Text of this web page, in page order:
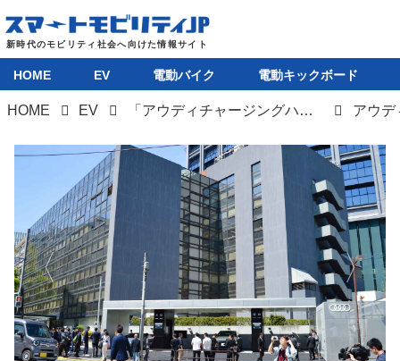
EV
電動バイク
電動キックボード
ライフスタイル
テクノロジー
HOME EV 電動バイク 電動キックボード
HOME EV 「アウディチャージングハブ紀尾井町」の運用開始。パワーエックス製急速充電器を採用